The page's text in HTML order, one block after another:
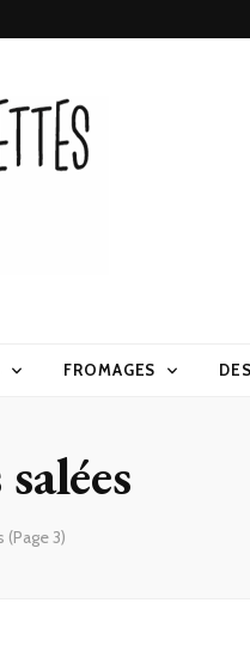
FROMAGES
(Page 3)